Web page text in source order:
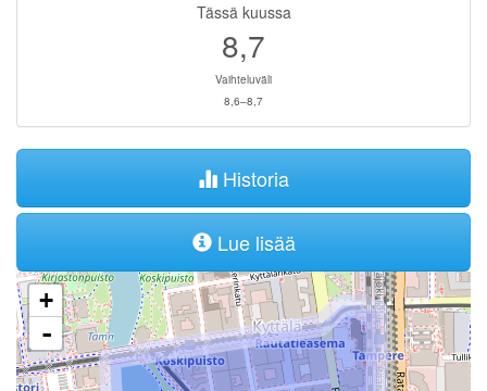
Tässä kuussa
8,7
Vaihteluväli
8,6–8,7
Historia
Lue lisää
+
-